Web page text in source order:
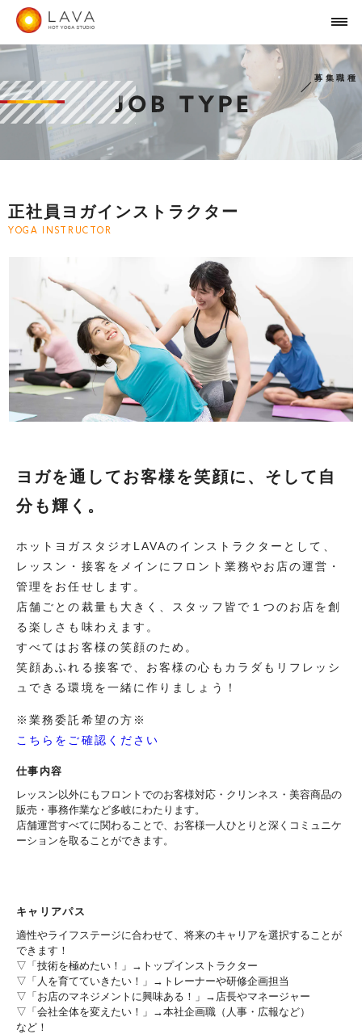
募集職種
正社員ヨガインストラクター
YOGA INSTRUCTOR
ヨガを通してお客様を笑顔に、そして自
分も輝く。
ホットヨガスタジオLAVAのインストラクターとして、
レッスン・接客をメインにフロント業務やお店の運営・
管理をお任せします。
店舗ごとの裁量も大きく、スタッフ皆で１つのお店を創
る楽しさも味わえます。
すべてはお客様の笑顔のため。
笑顔あふれる接客で、お客様の心もカラダもリフレッシ
ュできる環境を一緒に作りましょう！
※業務委託希望の方※
こちらをご確認ください
仕事内容
レッスン以外にもフロントでのお客様対応・クリンネス・美容商品の
販売・事務作業など多岐にわたります。
店舗運営すべてに関わることで、お客様一人ひとりと深くコミュニケ
ーションを取ることができます。
キャリアパス
適性やライフステージに合わせて、将来のキャリアを選択することが
できます！
▽「技術を極めたい！」→トップインストラクター
▽「人を育てていきたい！」→トレーナーや研修企画担当
▽「お店のマネジメントに興味ある！」→店長やマネージャー
▽「会社全体を変えたい！」→本社企画職（人事・広報など）
など！